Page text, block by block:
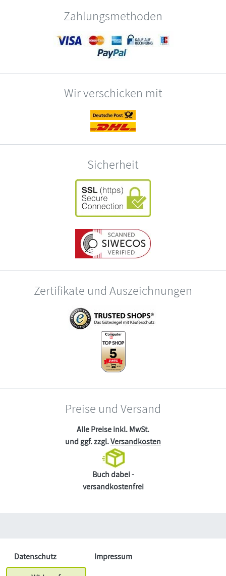
Zahlungsmethoden
Wir verschicken mit
Sicherheit
Zertifikate und Auszeichnungen
Preise und Versand
Alle Preise inkl. MwSt.
und ggf. zzgl.Versandkosten
Buch dabei -
versandkostenfrei
Datenschutz
Impressum